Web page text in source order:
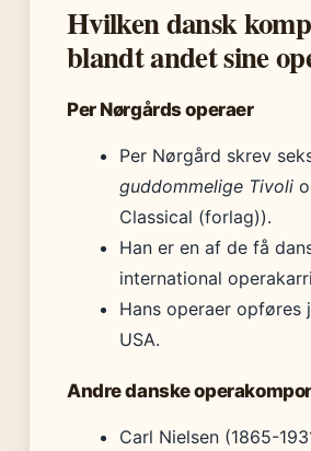
Hvilken dansk
blandt andet sine
Per Nørgårds operaer
Per Nørgård skrev
guddommelige Tivoli
Classical (forlag)).
Han er en af de få
international
Hans operaer
USA.
Andre danske
Carl Nielsen (1865-